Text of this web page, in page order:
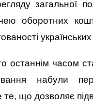
загальної
оборотних
останнім часом
набули
що дозволяє